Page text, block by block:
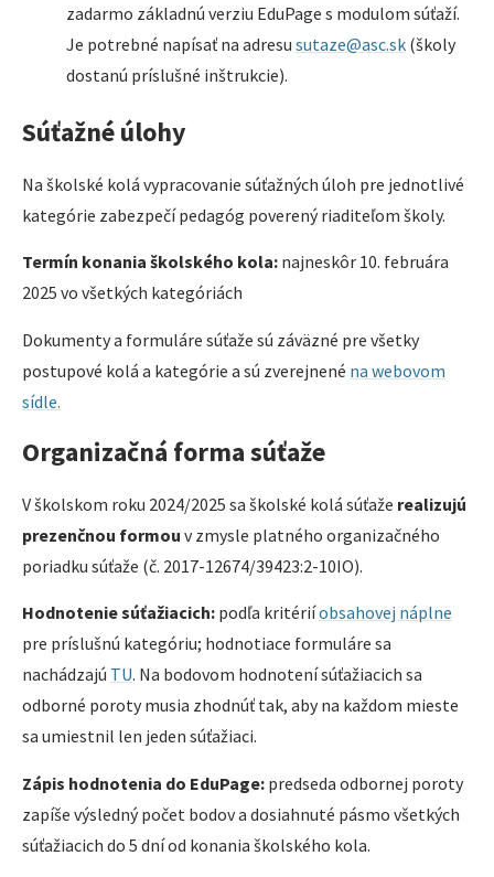
zadarmo základnú verziu EduPage s modulom súťaží.
Je potrebné napísať na adresu sutaze@asc.sk (školy
dostanú príslušné inštrukcie).
Súťažné úlohy
Na školské kolá vypracovanie súťažných úloh pre jednotlivé
kategórie zabezpečí pedagóg poverený riaditeľom školy.
Termín konania školského kola: najneskôr 10. februára
2025 vo všetkých kategóriách
Dokumenty a formuláre súťaže sú záväzné pre všetky
postupové kolá a kategórie a sú zverejnené na webovom
sídle.
Organizačná forma súťaže
V školskom roku 2024/2025 sa školské kolá súťaže realizujú
prezenčnou formou v zmysle platného organizačného
poriadku súťaže (č. 2017-12674/39423:2-10IO).
Hodnotenie súťažiacich: podľa kritériíobsahovej náplne
pre príslušnú kategóriu; hodnotiace formuláre sa
nachádzajú TU. Na bodovom hodnotení súťažiacich sa
odborné poroty musia zhodnúť tak, aby na každom mieste
sa umiestnil len jeden súťažiaci.
Zápis hodnotenia do EduPage: predseda odbornej poroty
zapíše výsledný počet bodov a dosiahnuté pásmo všetkých
súťažiacich do 5 dní od konania školského kola.